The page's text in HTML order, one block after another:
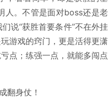
人。不管是面对boss还是老
说“获胜首要条件”不在外挂
游戏的窍门，更是活得更潇
点；练强一点，就能多闯点
翻身仗！